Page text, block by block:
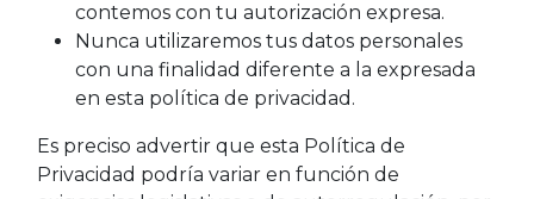
contemos con tu autorización expresa.
Nunca utilizaremos tus datos personales
con una finalidad diferente a la expresada
en esta política de privacidad.
Es preciso advertir que esta Política de
Privacidad podría variar en función de